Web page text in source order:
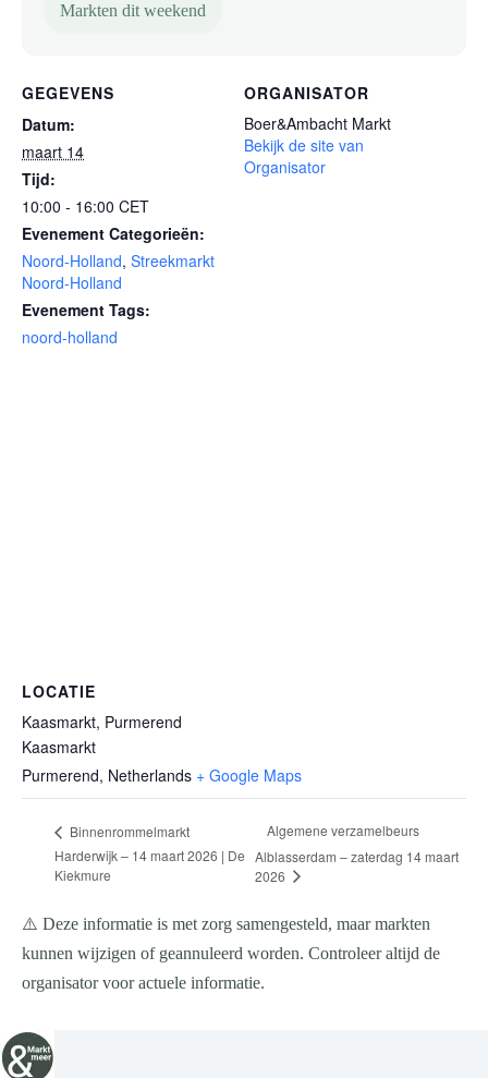
Markten dit weekend
GEGEVENS
Datum:
maart 14
Tijd:
10:00 - 16:00 CET
Evenement Categorieën:
Noord-Holland, Streekmarkt
Noord-Holland
Evenement Tags:
noord-holland
ORGANISATOR
Boer&Ambacht Markt
Bekijk de site van
Organisator
LOCATIE
Kaasmarkt, Purmerend
Kaasmarkt
Purmerend, Netherlands + Google Maps
Binnenrommelmarkt
Harderwijk – 14 maart 2026 | De
Kiekmure
Algemene verzamelbeurs
Alblasserdam – zaterdag 14 maart
2026
⚠️ Deze informatie is met zorg samengesteld, maar markten
kunnen wijzigen of geannuleerd worden. Controleer altijd de
organisator voor actuele informatie.